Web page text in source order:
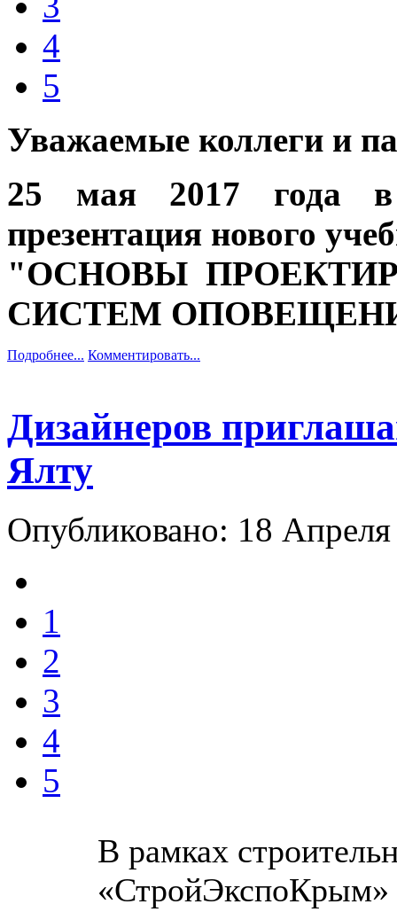
4
5
Уважаемые коллеги и
25 мая 2017 года в
презентация нового
"ОСНОВЫ
СИСТЕМ
Подробнее... Комментировать...
Дизайнеров
Ялту
Опубликовано: 18
1
2
3
4
5
В рамках
«СтройЭкспоКрым»